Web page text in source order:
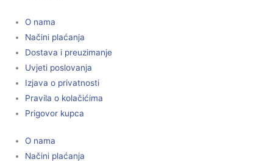
O nama
Načini plaćanja
Dostava i preuzimanje
Uvjeti poslovanja
Izjava o privatnosti
Pravila o kolačićima
Prigovor kupca
O nama
Načini plaćanja